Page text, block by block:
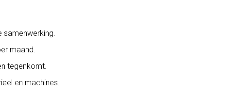
samenwerking.
maand.
tegenkomt.
en machines.